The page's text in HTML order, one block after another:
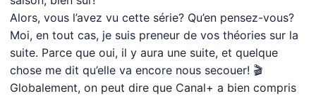
Alors, vous l’avez vu cette série? Qu’en pensez-vous?
Moi, en tout cas, je suis preneur de vos théories sur la
suite. Parce que oui, il y aura une suite, et quelque
chose me dit qu’elle va encore nous secouer! 🎬
Globalement, on peut dire que Canal+ a bien compris